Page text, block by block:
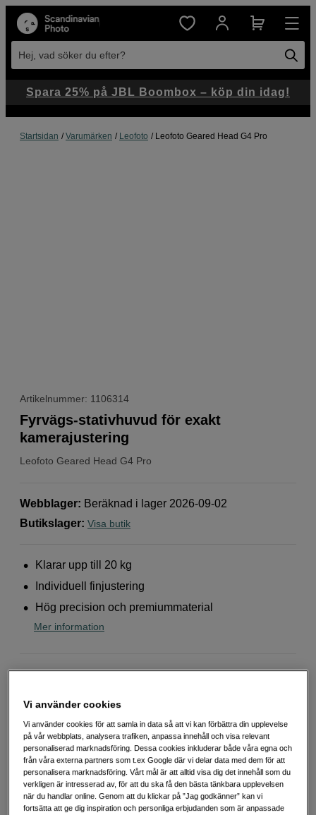
Hej, vad söker du efter?
Startsidan Varumärken Leofoto Leofoto Geared Head G4 Pro
Artikelnummer: 1106314
Leofoto Geared Head G4 Pro
Fyrvägs-stativhuvud för exakt
kamerajustering
Webblager: Beräknad i lager 2026-09-02
Butikslager: Visa butik
Klarar upp till 20 kg
Individuell finjustering
Hög precision och premiummaterial
Mer information
Antal
Delbetala från 207 SEK/mån via
Exempel: 48 mån, 207 SEK/mån, totalt 10 515 SEK, effektiv ränta 10,45 %
Startavgift 579 SEK, aviavgift 45 SEK/mån tillkommer
Spara 25% på JBL Boombox – köp din idag!
Vi använder cookies
Vi använder cookies för att samla in data så att vi kan förbättra din upplevelse
på vår webbplats, analysera trafiken, anpassa innehåll och visa relevant
personaliserad marknadsföring. Dessa cookies inkluderar både våra egna och
från våra externa partners som t.ex Google där vi delar data med dem för att
personalisera marknadsföring. Vårt mål är att alltid visa dig det innehåll som du
verkligen är intresserad av, för att du ska få den bästa tänkbara upplevelsen
när du handlar online. Genom att du klickar på ”Jag godkänner” kan vi
fortsätta att ge dig inspiration och personliga erbjudanden som är anpassade